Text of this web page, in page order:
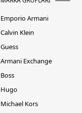
Emporio Armani
Calvin Klein
Guess
Armani Exchange
Boss
Hugo
Michael Kors